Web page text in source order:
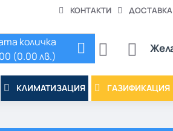
КОНТАКТИ
количка
(0.00 лв.)
КЛИМАТИЗАЦИЯ ГАЗИФИКАЦИЯ